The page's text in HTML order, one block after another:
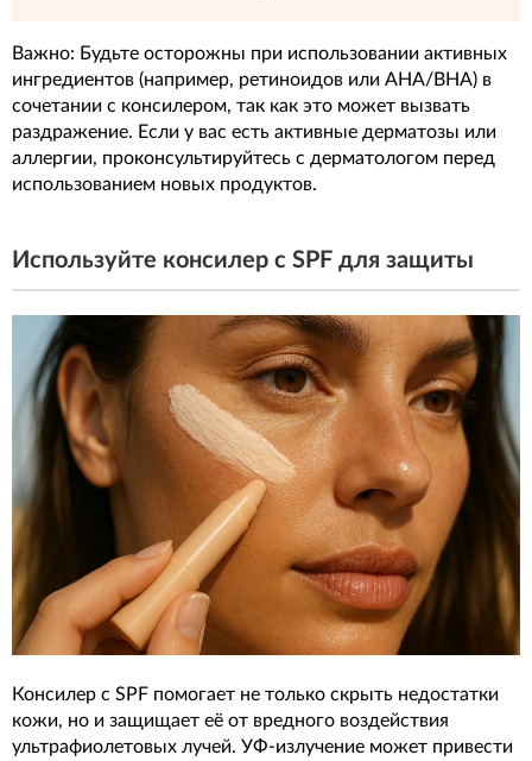
Важно: Будьте осторожны при использовании активных
ингредиентов (например, ретиноидов или AHA/BHA) в
сочетании с консилером, так как это может вызвать
раздражение. Если у вас есть активные дерматозы или
аллергии, проконсультируйтесь с дерматологом перед
использованием новых продуктов.
Используйте консилер с SPF для защиты
Консилер с SPF помогает не только скрыть недостатки
кожи, но и защищает её от вредного воздействия
ультрафиолетовых лучей. УФ-излучение может привести